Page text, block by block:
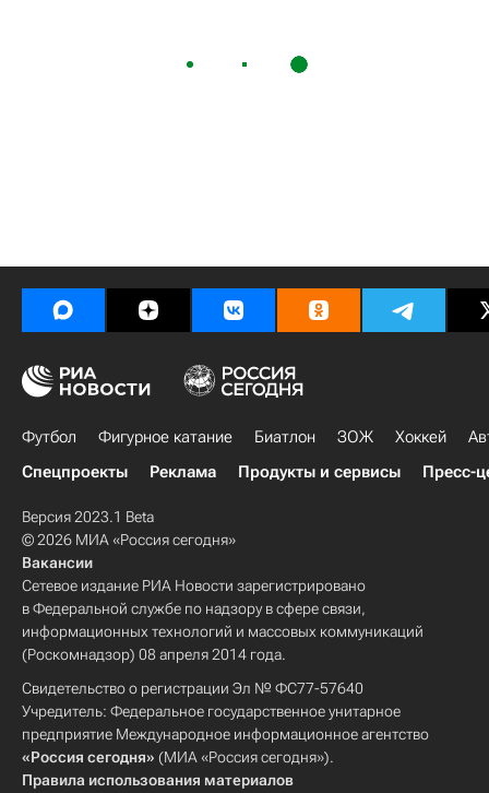
Футбол Фигурное катание Биатлон ЗОЖ Хоккей
Спецпроекты
Реклама Продукты и сервисы Пресс-
Версия 2023.1 Beta
© 2026 МИА «Россия сегодня»
Вакансии
Сетевое издание РИА Новости зарегистрировано
в Федеральной службе по надзору в сфере связи,
информационных технологий и массовых коммуникаций
(Роскомнадзор) 08 апреля 2014 года.
Свидетельство о регистрации Эл № ФС77-57640
Учредитель: Федеральное государственное унитарное
предприятие Международное информационное агентство
«Россия сегодня» (МИА «Россия сегодня»).
Правила использования материалов